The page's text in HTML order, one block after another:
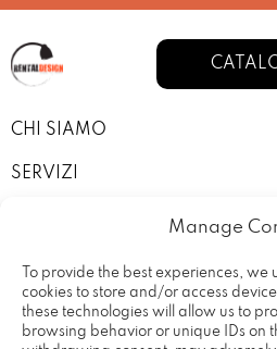
Manage
To provide the best experiences, we
cookies to store and/or access
these technologies will allow us to
browsing behavior or unique IDs on
CHI SIAMO
SERVIZI
I NOSTRI ALLESTIMENTI
CONTATTI
PRIVACY POLICY